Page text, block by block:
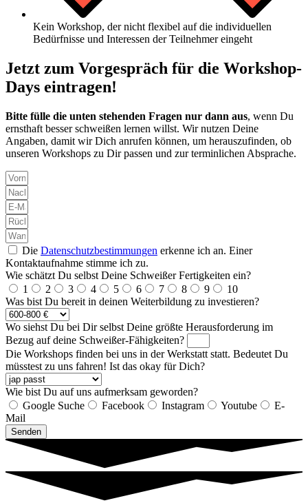
Kein Workshop, der nicht flexibel auf die individuellen
Bedürfnisse und Interessen der Teilnehmer eingeht
Jetzt zum Vorgespräch für die Workshop-
Days eintragen!
Bitte fülle die unten stehenden Fragen nur dann aus, wenn Du
ernsthaft besser schweißen lernen willst. Wir nutzen Deine
Angaben, damit wir Dich anrufen können, um herauszufinden, ob
unseren Workshops zu Dir passen und zur terminlichen Absprache.
Die Datenschutzbestimmungen erkenne ich an. Einer
Kontaktaufnahme stimme ich zu.
Wie schätzt Du selbst Deine Schweißer Fertigkeiten ein?
1
2 3 4 5 6 7 8 9
10
Was bist Du bereit in deinen Weiterbildung zu investieren?
Wo siehst Du bei Dir selbst Deine größte Herausforderung im
Bezug auf deine Schweißer-Fähigkeiten?
Die Workshops finden bei uns in der Werkstatt statt. Bedeutet Du
müsstest zu uns fahren! Ist das okay für Dich?
Wie bist Du auf uns aufmerksam geworden?
Google Suche
Facebook Instagram Youtube
E-
Mail
Senden